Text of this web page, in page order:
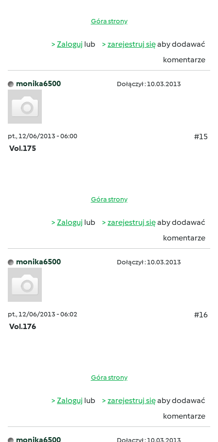
Góra strony
Zaloguj lub zarejestruj sięaby dodawać
komentarze
monika6500 Dołączył : 10.03.2013
pt., 12/06/2013 - 06:00
#15
Vol.175
Góra strony
Zaloguj lub zarejestruj sięaby dodawać
komentarze
monika6500 Dołączył : 10.03.2013
pt., 12/06/2013 - 06:02
#16
Vol.176
Góra strony
Zaloguj lub zarejestruj sięaby dodawać
komentarze
monika6500